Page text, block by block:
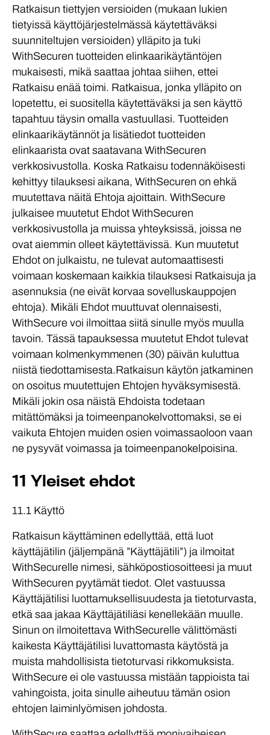
Ratkaisun tiettyjen versioiden (mukaan lukien
tietyissä käyttöjärjestelmässä käytettäväksi
suunniteltujen versioiden) ylläpito ja tuki
WithSecuren tuotteiden elinkaarikäytäntöjen
mukaisesti, mikä saattaa johtaa siihen, ettei
Ratkaisu enää toimi. Ratkaisua, jonka ylläpito on
lopetettu, ei suositella käytettäväksi ja sen käyttö
tapahtuu täysin omalla vastuullasi. Tuotteiden
elinkaarikäytännöt ja lisätiedot tuotteiden
elinkaarista ovat saatavana WithSecuren
verkkosivustolla. Koska Ratkaisu todennäköisesti
kehittyy tilauksesi aikana, WithSecuren on ehkä
muutettava näitä Ehtoja ajoittain. WithSecure
julkaisee muutetut Ehdot WithSecuren
verkkosivustolla ja muissa yhteyksissä, joissa ne
ovat aiemmin olleet käytettävissä. Kun muutetut
Ehdot on julkaistu, ne tulevat automaattisesti
voimaan koskemaan kaikkia tilauksesi Ratkaisuja ja
asennuksia (ne eivät korvaa sovelluskauppojen
ehtoja). Mikäli Ehdot muuttuvat olennaisesti,
WithSecure voi ilmoittaa siitä sinulle myös muulla
tavoin. Tässä tapauksessa muutetut Ehdot tulevat
voimaan kolmenkymmenen (30) päivän kuluttua
niistä tiedottamisesta.Ratkaisun käytön jatkaminen
on osoitus muutettujen Ehtojen hyväksymisestä.
Mikäli jokin osa näistä Ehdoista todetaan
mitättömäksi ja toimeenpanokelvottomaksi, se ei
vaikuta Ehtojen muiden osien voimassaoloon vaan
ne pysyvät voimassa ja toimeenpanokelpoisina.
11 Yleiset ehdot
11.1 Käyttö
Ratkaisun käyttäminen edellyttää, että luot
käyttäjätilin (jäljempänä ”Käyttäjätili”) ja ilmoitat
WithSecurelle nimesi, sähköpostiosoitteesi ja muut
WithSecuren pyytämät tiedot. Olet vastuussa
Käyttäjätilisi luottamuksellisuudesta ja tietoturvasta,
etkä saa jakaa Käyttäjätiliäsi kenellekään muulle.
Sinun on ilmoitettava WithSecurelle välittömästi
kaikesta Käyttäjätilisi luvattomasta käytöstä ja
muista mahdollisista tietoturvasi rikkomuksista.
WithSecure ei ole vastuussa mistään tappioista tai
vahingoista, joita sinulle aiheutuu tämän osion
ehtojen laiminlyömisen johdosta.